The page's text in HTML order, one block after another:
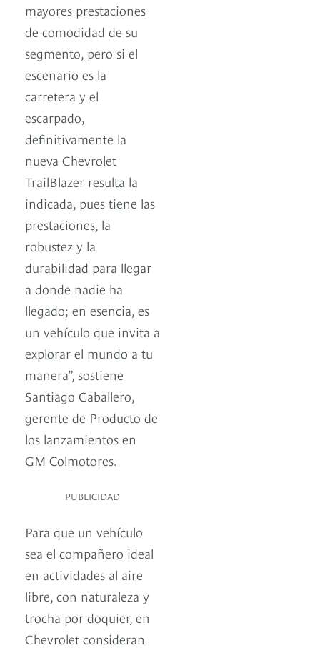
mayores prestaciones
de comodidad de su
segmento, pero si el
escenario es la
carretera y el
escarpado,
definitivamente la
nueva Chevrolet
TrailBlazer resulta la
indicada, pues tiene las
prestaciones, la
robustez y la
durabilidad para llegar
a donde nadie ha
llegado; en esencia, es
un vehículo que invita a
explorar el mundo a tu
manera”, sostiene
Santiago Caballero,
gerente de Producto de
los lanzamientos en
GM Colmotores.
PUBLICIDAD
Para que un vehículo
sea el compañero ideal
en actividades al aire
libre, con naturaleza y
trocha por doquier, en
Chevrolet consideran